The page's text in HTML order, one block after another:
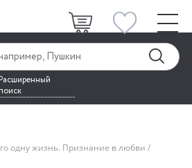
Расширенный
поиск
одну жизнь. Признание в любви